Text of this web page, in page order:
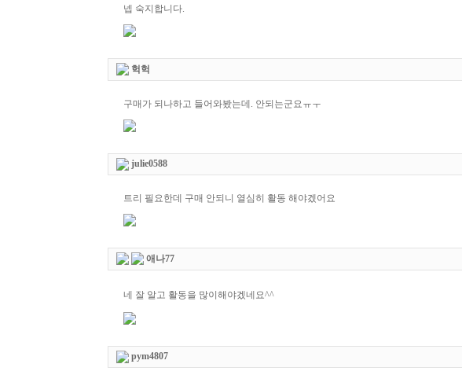
넵 숙지합니다.
헉헉
구매가 되나하고 들어와봤는데. 안되는군요ㅠㅜ
julie0588
트리 필요한데 구매 안되니 열심히 활동 해야겠어요
애나77
네 잘 알고 활동을 많이해야겠네요^^
pym4807